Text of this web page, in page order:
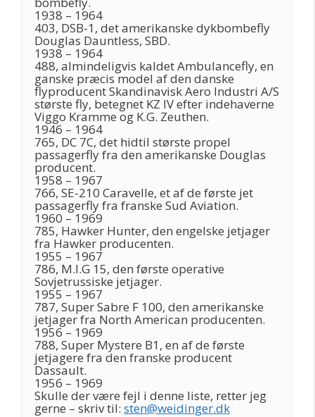
1938 – 1964
403, DSB-1, det amerikanske dykbombefly
Douglas Dauntless, SBD.
1938 – 1964
488, almindeligvis kaldet Ambulancefly, en
ganske præcis model af den danske
flyproducent Skandinavisk Aero Industri A/S
største fly, betegnet KZ IV efter indehaverne
Viggo Kramme og K.G. Zeuthen.
1946 – 1964
765, DC 7C, det hidtil største propel
passagerfly fra den amerikanske Douglas
producent.
1958 – 1967
766, SE-210 Caravelle, et af de første jet
passagerfly fra franske Sud Aviation.
1960 – 1969
785, Hawker Hunter, den engelske jetjager
fra Hawker producenten.
1955 – 1967
786, M.I.G 15, den første operative
Sovjetrussiske jetjager.
1955 – 1967
787, Super Sabre F 100, den amerikanske
jetjager fra North American producenten.
1956 – 1969
788, Super Mystere B1, en af de første
jetjagere fra den franske producent
Dassault.
1956 – 1969
Skulle der være fejl i denne liste, retter jeg
gerne – skriv til: sten@weidinger.dk